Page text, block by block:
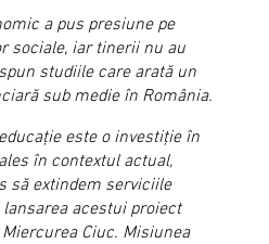
a pus presiune pe
sociale, iar tinerii nu au
studiile care arată un
sub medie în România.
este o investiţie în
în contextul actual,
să extindem serviciile
acestui proiect
Ciuc. Misiunea